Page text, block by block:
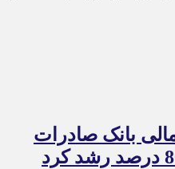
بانک صادرات